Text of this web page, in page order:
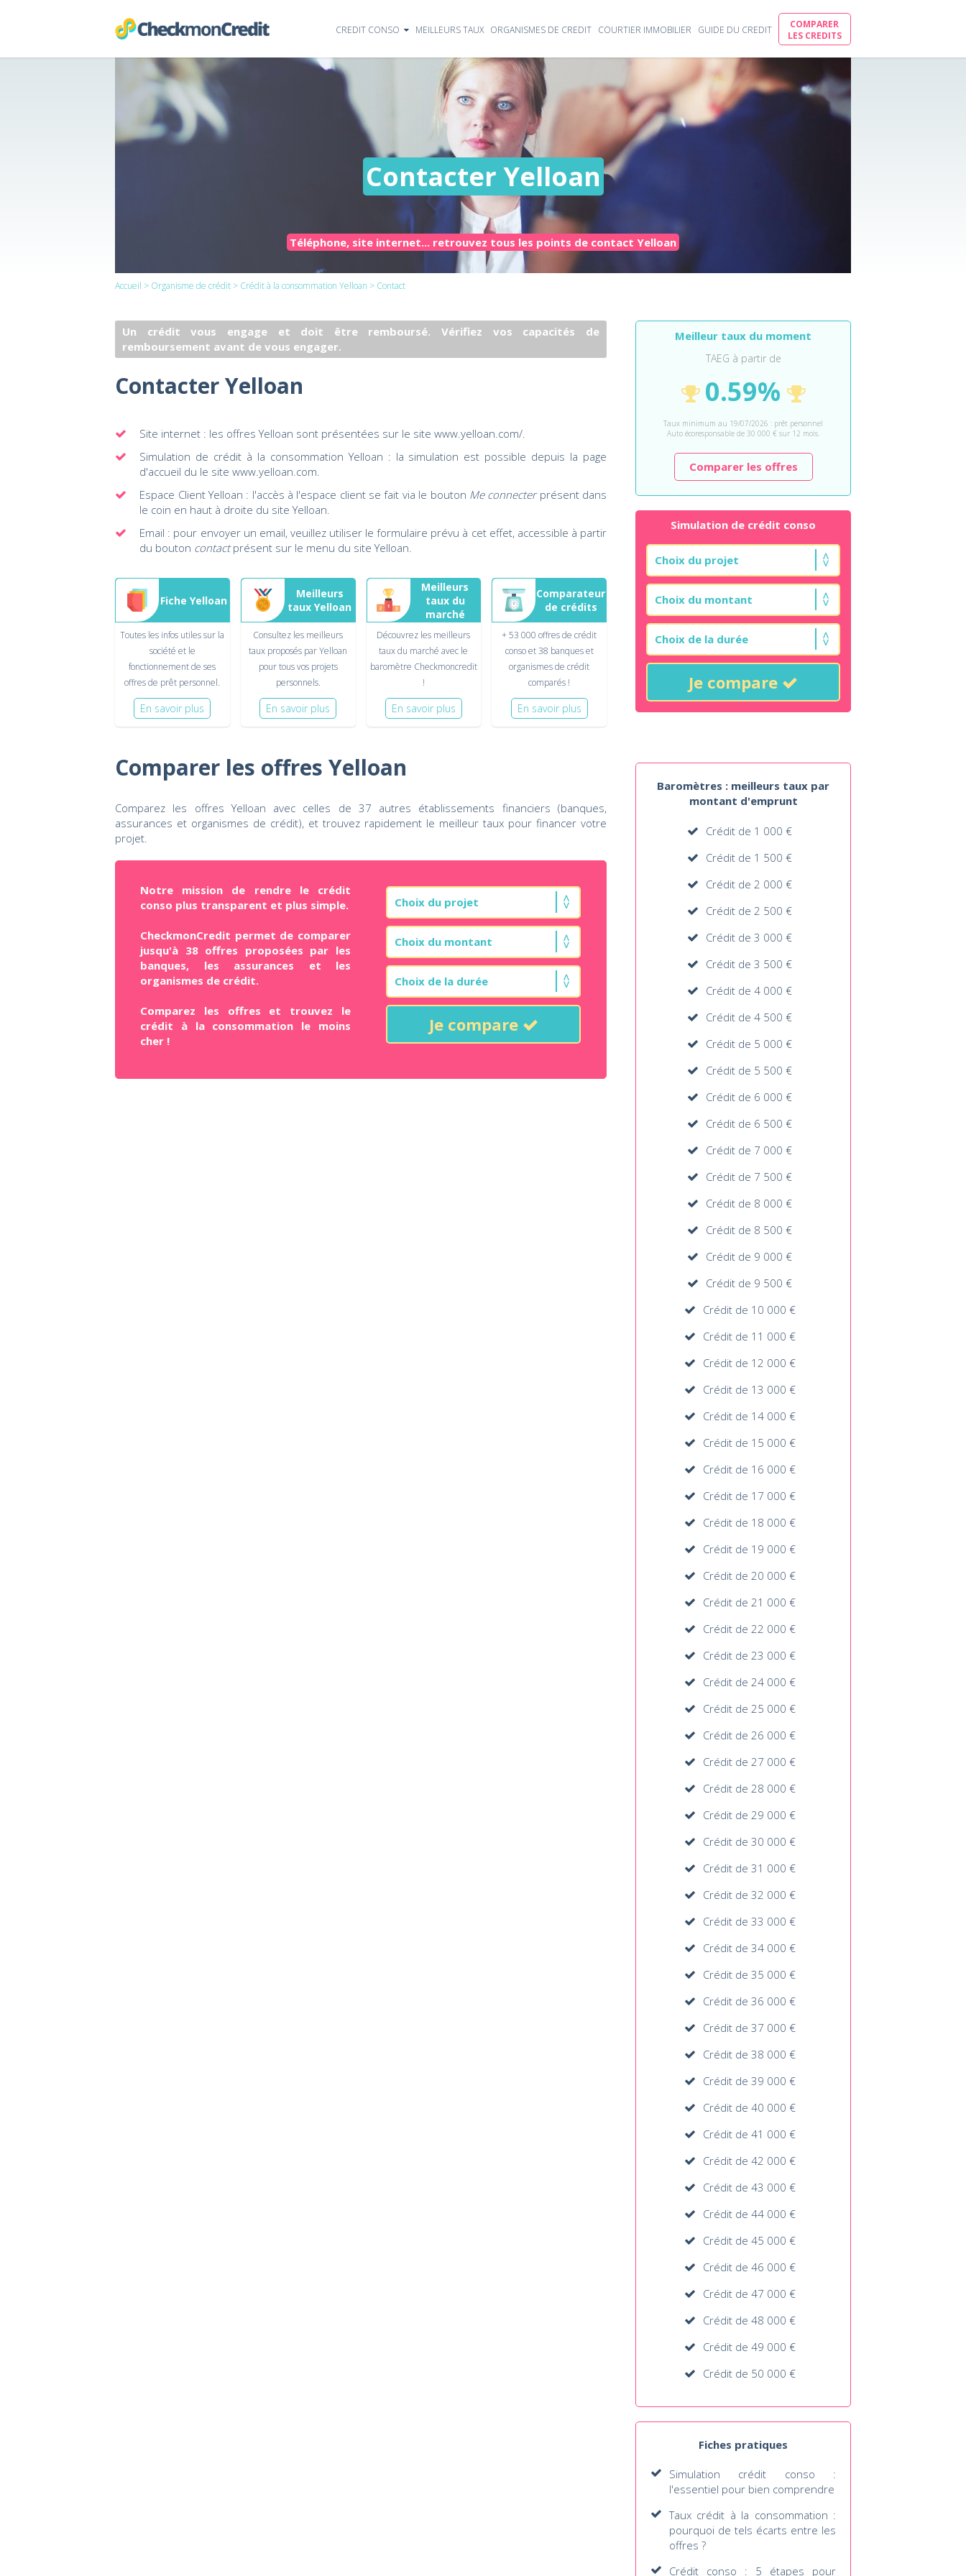
CREDIT CONSO MEILLEURS TAUX ORGANISMES DE CREDIT COURTIER IMMOBILIER GUIDE DU CREDIT
COMPARER
LES CREDITS
Contacter Yelloan
Téléphone, site internet... retrouvez tous les points de contact Yelloan
Accueil > Organisme de crédit > Crédit à la consommation Yelloan > Contact
Un crédit vous engage et doit être remboursé. Vérifiez vos capacités de
remboursement avant de vous engager.
Contacter Yelloan
Site internet : les offres Yelloan sont présentées sur le sitewww.yelloan.com/.
Simulation de crédit à la consommation Yelloan : la simulation est possible depuis la page
d'accueil du le sitewww.yelloan.com.
Espace Client Yelloan : l'accès à l'espace client se fait via le bouton Me connecterprésent dans
le coin en haut à droite du site Yelloan.
Email : pour envoyer un email, veuillez utiliser le formulaire prévu à cet effet, accessible à partir
du bouton contactprésent sur le menu du site Yelloan.
Fiche Yelloan
Toutes les infos utiles sur la
société et le
fonctionnement de ses
offres de prêt personnel.
En savoir plus
Meilleurs
taux Yelloan
Consultez les meilleurs
taux proposés par Yelloan
pour tous vos projets
personnels.
En savoir plus
Meilleurs
taux du
marché
Découvrez les meilleurs
taux du marché avec le
baromètre Checkmoncredit
!
En savoir plus
Comparateur
de crédits
+ 53 000 offres de crédit
conso et 38 banques et
organismes de crédit
comparés !
En savoir plus
Meilleur taux du moment
TAEG à partir de
0.59%
Taux minimum au 19/07/2026 : prêt personnel
Auto écoresponsable de 30 000 € sur 12 mois.
Comparer les offres
Simulation de crédit conso
Je compare
Comparer les offres Yelloan
Comparez les offres Yelloan avec celles de 37 autres établissements financiers (banques,
assurances et organismes de crédit), et trouvez rapidement le meilleur taux pour financer votre
projet.
Notre mission de rendre le crédit
conso plus transparent et plus simple.
CheckmonCredit permet de comparer
jusqu'à 38 offres proposées par les
banques, les assurances et les
organismes de crédit.
Comparez les offres et trouvez le
crédit à la consommation le moins
cher !
Je compare
Baromètres : meilleurs taux par
montant d'emprunt
Crédit de 1 000 €
Crédit de 1 500 €
Crédit de 2 000 €
Crédit de 2 500 €
Crédit de 3 000 €
Crédit de 3 500 €
Crédit de 4 000 €
Crédit de 4 500 €
Crédit de 5 000 €
Crédit de 5 500 €
Crédit de 6 000 €
Crédit de 6 500 €
Crédit de 7 000 €
Crédit de 7 500 €
Crédit de 8 000 €
Crédit de 8 500 €
Crédit de 9 000 €
Crédit de 9 500 €
Crédit de 10 000 €
Crédit de 11 000 €
Crédit de 12 000 €
Crédit de 13 000 €
Crédit de 14 000 €
Crédit de 15 000 €
Crédit de 16 000 €
Crédit de 17 000 €
Crédit de 18 000 €
Crédit de 19 000 €
Crédit de 20 000 €
Crédit de 21 000 €
Crédit de 22 000 €
Crédit de 23 000 €
Crédit de 24 000 €
Crédit de 25 000 €
Crédit de 26 000 €
Crédit de 27 000 €
Crédit de 28 000 €
Crédit de 29 000 €
Crédit de 30 000 €
Crédit de 31 000 €
Crédit de 32 000 €
Crédit de 33 000 €
Crédit de 34 000 €
Crédit de 35 000 €
Crédit de 36 000 €
Crédit de 37 000 €
Crédit de 38 000 €
Crédit de 39 000 €
Crédit de 40 000 €
Crédit de 41 000 €
Crédit de 42 000 €
Crédit de 43 000 €
Crédit de 44 000 €
Crédit de 45 000 €
Crédit de 46 000 €
Crédit de 47 000 €
Crédit de 48 000 €
Crédit de 49 000 €
Crédit de 50 000 €
Fiches pratiques
Simulation crédit conso :
l'essentiel pour bien comprendre
Taux crédit à la consommation :
pourquoi de tels écarts entre les
offres ?
Crédit conso : 5 étapes pour